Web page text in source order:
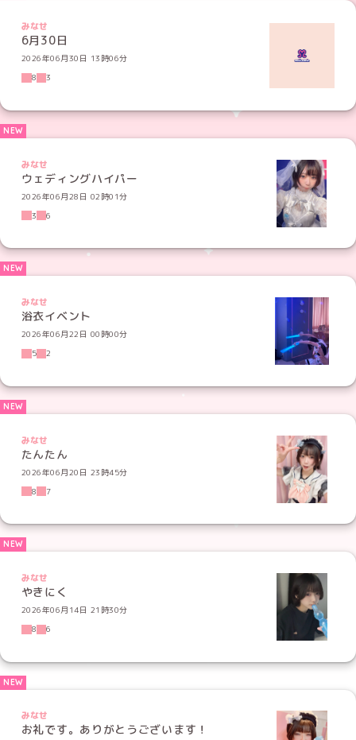
みなせ
6月30日
2026年06月30日 13時06分
8
3
みなせ
ウェディングハイパー
2026年06月28日 02時01分
3
6
みなせ
浴衣イベント
2026年06月22日 00時00分
5
2
みなせ
たんたん
2026年06月20日 23時45分
8
7
みなせ
やきにく
2026年06月14日 21時30分
8
6
みなせ
お礼です。ありがとうございます！